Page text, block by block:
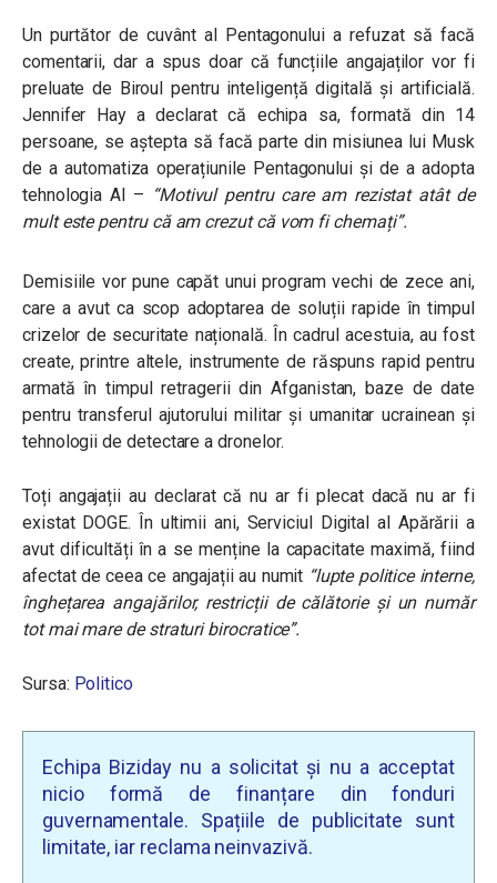
Un purtător de cuvânt al Pentagonului a refuzat să facă
comentarii, dar a spus doar că funcțiile angajaților vor fi
preluate de Biroul pentru inteligență digitală și artificială.
Jennifer Hay a declarat că echipa sa, formată din 14
persoane, se aștepta să facă parte din misiunea lui Musk
de a automatiza operațiunile Pentagonului și de a adopta
tehnologia AI – “Motivul pentru care am rezistat atât de
mult este pentru că am crezut că vom fi chemați”.
Demisiile vor pune capăt unui program vechi de zece ani,
care a avut ca scop adoptarea de soluții rapide în timpul
crizelor de securitate națională. În cadrul acestuia, au fost
create, printre altele, instrumente de răspuns rapid pentru
armată în timpul retragerii din Afganistan, baze de date
pentru transferul ajutorului militar și umanitar ucrainean și
tehnologii de detectare a dronelor.
Toți angajații au declarat că nu ar fi plecat dacă nu ar fi
existat DOGE. În ultimii ani, Serviciul Digital al Apărării a
avut dificultăți în a se menține la capacitate maximă, fiind
afectat de ceea ce angajații au numit “lupte politice interne,
înghețarea angajărilor, restricții de călătorie și un număr
tot mai mare de straturi birocratice”.
Sursa: Politico
Echipa Biziday nu a solicitat și nu a acceptat
nicio formă de finanțare din fonduri
guvernamentale. Spațiile de publicitate sunt
limitate, iar reclama neinvazivă.